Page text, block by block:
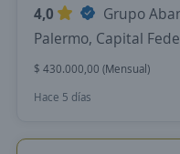
4,0
Grupo
Palermo, Capital
$ 430.000,00 (Mensual)
Hace 5 días